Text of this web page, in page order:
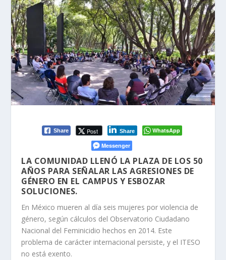
Share Post Share
WhatsApp
Messenger
LA COMUNIDAD LLENÓ LA PLAZA DE LOS 50
AÑOS PARA SEÑALAR LAS AGRESIONES DE
GÉNERO EN EL CAMPUS Y ESBOZAR
SOLUCIONES.
En México mueren al día seis mujeres por violencia de
género, según cálculos del Observatorio Ciudadano
Nacional del Feminicidio hechos en 2014. Este
problema de carácter internacional persiste, y el ITESO
no está exento.